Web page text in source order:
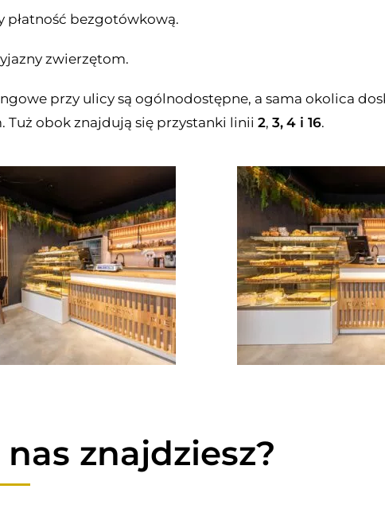
płatność bezgotówkową.
zwierzętom.
przy ulicy są ogólnodostępne, a sama okolica
Tuż obok znajdują się przystanki linii 2, 3, 4 i 16.
nas znajdziesz?